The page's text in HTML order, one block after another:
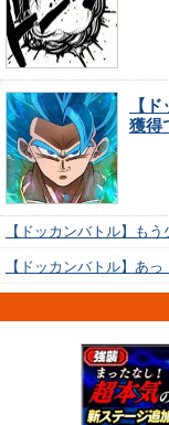
【
獲得
【ドッカンバトル】も
【ドッカンバトル】あ